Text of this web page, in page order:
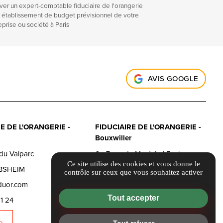
un expert-comptable fiduciaire de l'orangerie
établissement de budget prévisionnel de votre
ou société à Paris
AVIS GOOGLE
DE L'ORANGERIE -
Valparc
24
FIDUCIAIRE DE L'ORANGERIE -
Bouxwiller
6 - 7 rue du Maréchal Foch
67330 BOUXWILLER
03 55 40 51 24
Ce site utilise des cookies et vous donne le
contrôle sur ceux que vous souhaitez activer
Tout accepter